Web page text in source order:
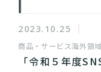
2023.10.25
商品・サービス海外領域
「令和５年度